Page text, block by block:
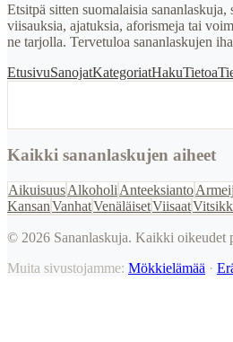
Etsitpä sitten suomalaisia sananlaskuja,
viisauksia, ajatuksia, aforismeja tai
ne tarjolla. Tervetuloa sananlaskujen
EtusivuSanojatKategoriatHakuTietoa
Kaikki sananlaskujen aiheet
AikuisuusAlkoholi Anteeksianto
KansanVanhatVenäläisetViisaat
© 2026 Sananlaskuja. Kaikki oikeudet
Muita sivustojamme: Mökkielämää ·